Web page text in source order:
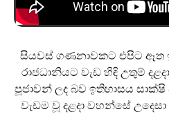
සියවස් ගණනාවකට එපිට ඈත
රාජධානියට වැඩ හිඳි උතුම්
පූජා‍වන් ලද බව ඉතිහාසය
වැඩම වූ දළදා වහන්සේ